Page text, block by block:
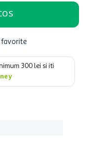
favorite
300 lei si iti